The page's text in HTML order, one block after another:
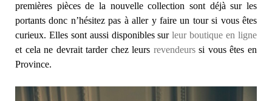
premières pièces de la nouvelle collection sont déjà sur les
portants donc n’hésitez pas à aller y faire un tour si vous êtes
curieux. Elles sont aussi disponibles surleur boutique en ligne
et cela ne devrait tarder chez leurs revendeurssi vous êtes en
Province.